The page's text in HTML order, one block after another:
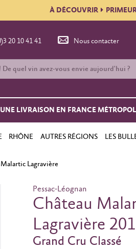
À DÉCOUVRIR
20 10 41 41 Nous contacter
LIVRAISON EN FRANCE
RHÔNE AUTRES RÉGIONS LES
Lagravière
Pessac-Léognan
Château
Lagravière
Grand Cru Classé